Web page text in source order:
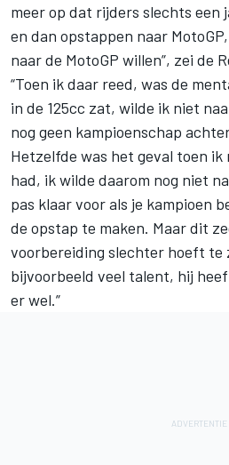
meer op dat rijders slechts een
en dan opstappen naar
naar de MotoGP willen”, zei de
“Toen ik daar reed, was de
in de 125cc zat, wilde ik niet
nog geen kampioenschap
Hetzelfde was het geval toen
had, ik wilde daarom nog niet
pas klaar voor als je kampioen
de opstap te maken. Maar dit
voorbereiding slechter hoeft te
bijvoorbeeld veel talent, hij
er wel.”